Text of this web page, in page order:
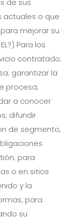
de sus
actuales o que
mejorar su
Para los
contratado;
garantizar la
procesa;
a conocer
difundir
de segmento,
para
o en sitios
y la
para
su